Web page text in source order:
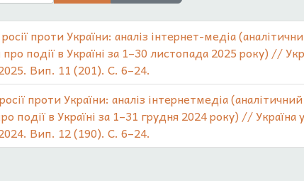
проти України: аналіз інтернет-медіа
події в Україні за 1–30 листопада 2025 року) //
Вип. 11 (201). С. 6–24.
проти України: аналіз інтернетмедіа
події в Україні за 1–31 грудня 2024 року) // Україна
Вип. 12 (190). С. 6–24.